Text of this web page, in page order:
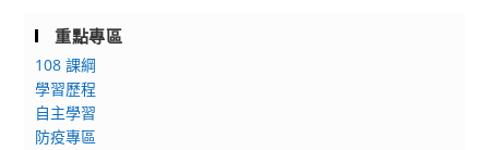
重點專區
108 課綱
學習歷程
自主學習
防疫專區